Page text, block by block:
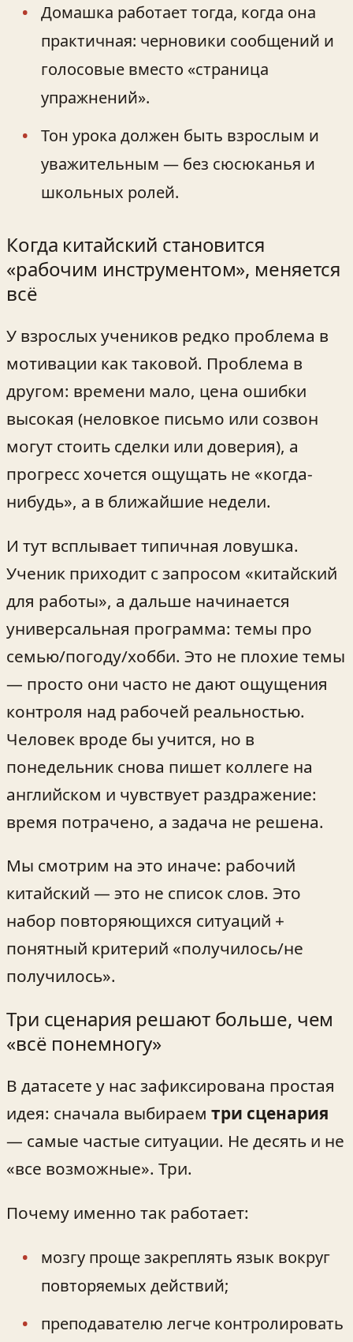
Домашка работает тогда, когда она
практичная: черновики сообщений и
голосовые вместо «страница
упражнений».
Тон урока должен быть взрослым и
уважительным — без сюсюканья и
школьных ролей.
Когда китайский становится
«рабочим инструментом», меняется
всё
У взрослых учеников редко проблема в
мотивации как таковой. Проблема в
другом: времени мало, цена ошибки
высокая (неловкое письмо или созвон
могут стоить сделки или доверия), а
прогресс хочется ощущать не «когда-
нибудь», а в ближайшие недели.
И тут всплывает типичная ловушка.
Ученик приходит с запросом «китайский
для работы», а дальше начинается
универсальная программа: темы про
семью/погоду/хобби. Это не плохие темы
— просто они часто не дают ощущения
контроля над рабочей реальностью.
Человек вроде бы учится, но в
понедельник снова пишет коллеге на
английском и чувствует раздражение:
время потрачено, а задача не решена.
Мы смотрим на это иначе: рабочий
китайский — это не список слов. Это
набор повторяющихся ситуаций +
понятный критерий «получилось/не
получилось».
Три сценария решают больше, чем
«всё понемногу»
В датасете у нас зафиксирована простая
идея: сначала выбираем три сценария
— самые частые ситуации. Не десять и не
«все возможные». Три.
Почему именно так работает:
мозгу проще закреплять язык вокруг
повторяемых действий;
преподавателю легче контролировать